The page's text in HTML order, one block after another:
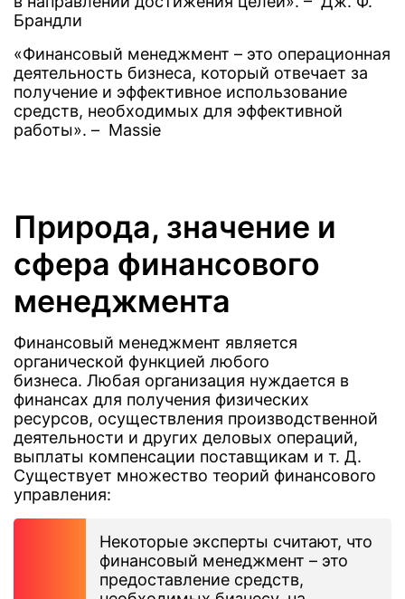
Брандли
«Финансовый менеджмент – это операционная
деятельность бизнеса, который отвечает за
получение и эффективное использование
средств, необходимых для эффективной
работы». – Massie
Природа, значение и
сфера финансового
менеджмента
Финансовый менеджмент является
органической функцией любого
бизнеса. Любая организация нуждается в
финансах для получения физических
ресурсов, осуществления производственной
деятельности и других деловых операций,
выплаты компенсации поставщикам и т. Д.
Существует множество теорий финансового
управления:
Некоторые эксперты считают, что
финансовый менеджмент – это
предоставление средств,